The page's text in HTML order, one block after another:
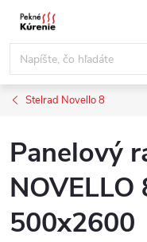
Prejsť
obsah
Stelrad Novello 8
Panelový
NOVELLO
500x2600